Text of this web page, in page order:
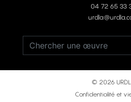
04 72 65 33
© 2026
Confidentialité et